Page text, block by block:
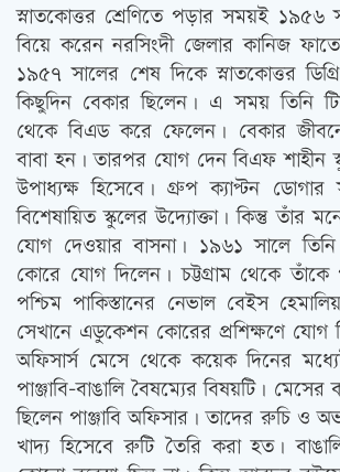
স্নাতকোত্তর শ্রেণিতে পড়ার সময়ই
বিয়ে করেন নরসিংদী জেলার কানিজ
১৯৫৭ সালের শেষ দিকে স্নাতকোত্তর
কিছুদিন বেকার ছিলেন। এ সময় তিনি
থেকে বিএড করে ফেলেন। বেকার
বাবা হন। তারপর যোগ দেন বিএফ শাহীন
উপাধ্যক্ষ হিসেবে। গ্রুপ ক্যাপ্টন
বিশেষায়িত স্কুলের উদ্যোক্তা। কিন্তু তাঁর
যোগ দেওয়ার বাসনা। ১৯৬১ সালে তিনি
কোরে যোগ দিলেন। চট্টগ্রাম থেকে তাঁকে
পশ্চিম পাকিস্তানের নেভাল বেইস
সেখানে এডুকেশন কোরের প্রশিক্ষণে যোগ
অফিসার্স মেসে থেকে কয়েক দিনের
পাঞ্জাবি-বাঙালি বৈষম্যের বিষয়টি। মেসের
ছিলেন পাঞ্জাবি অফিসার। তাদের রুচি ও
খাদ্য হিসেবে রুটি তৈরি করা হত।